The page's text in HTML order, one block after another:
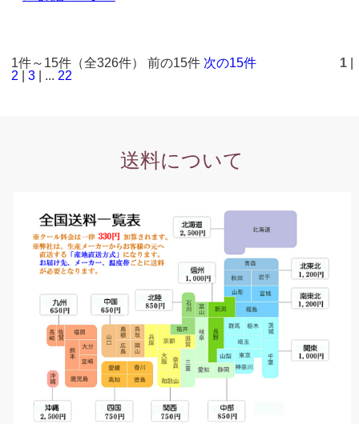
1件～15件（全326件） 前の15件 次の15件 1
2 |3 | ... 22
送料について